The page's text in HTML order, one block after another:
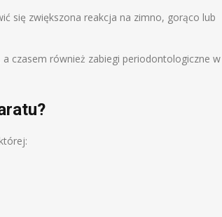
się zwiększona reakcja na zimno, gorąco lub
czasem również zabiegi periodontologiczne w